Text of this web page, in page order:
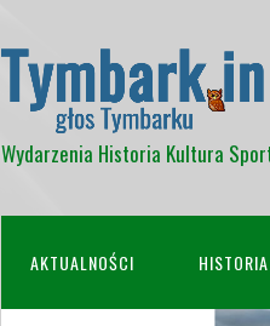
Wydarzenia Historia Kultura
AKTUALNOŚCI HISTORIA